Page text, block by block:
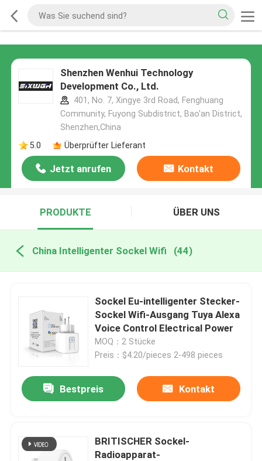
Shenzhen Wenhui Technology
Development Co., Ltd.
401, No. 7, Xingye 3rd Road, Fenghuang
Community, Fuyong Subdistrict, Bao'an District,
Shenzhen,China
5.0
Überprüfter Lieferant
Jetzt anrufen Kontakt
PRODUKTE ÜBER UNS
China Intelligenter Sockel Wifi (44)
Sockel Eu-intelligenter Stecker-
Sockel Wifi-Ausgang Tuya Alexa
Voice Control Electrical Power
MOQ：2 Stücke
Preis：$4.20/pieces 2-498 pieces
Bestpreis Kontakt
BRITISCHER Sockel-
Radioapparat-